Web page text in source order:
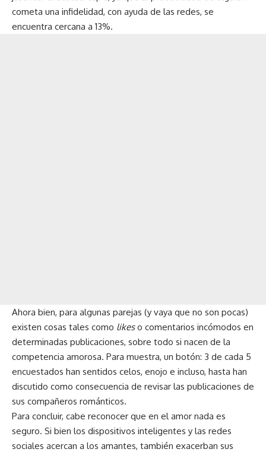
cometa una infidelidad, con ayuda de las redes, se
encuentra cercana a 13%.
Ahora bien, para algunas parejas (y vaya que no son pocas)
existen cosas tales como likeso comentarios incómodos en
determinadas publicaciones, sobre todo si nacen de la
competencia amorosa. Para muestra, un botón: 3 de cada 5
encuestados han sentidos celos, enojo e incluso, hasta han
discutido como consecuencia de revisar las publicaciones de
sus compañeros románticos.
Para concluir, cabe reconocer que en el amor nada es
seguro. Si bien los dispositivos inteligentes y las redes
sociales acercan a los amantes, también exacerban sus